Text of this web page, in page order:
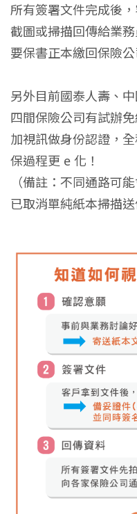
所有簽署文件完成後
截圖或掃描回傳給業
要保書正本繳回保險公
另外目前國泰人壽、
四間保險公司有試辦
加視訊做身份認證，
保過程更 e 化！
（備註：不同通路可
已取消單純紙本掃描送